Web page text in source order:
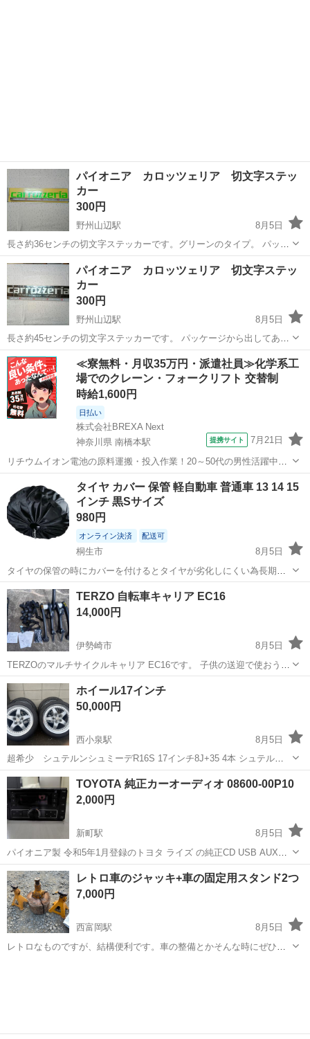
パイオニア カロッツェリア 切文字ステッ
カー
300円
野州山辺駅
8月5日
長さ約36センチの切文字ステッカーです。グリーンのタイプ。 パッケ
ージから出してありませんので未使用品です。
群馬 太田市 野州山辺駅 ステッカー
パイオニア カロッツェリア 切文字ステッ
カー
300円
野州山辺駅
8月5日
長さ約45センチの切文字ステッカーです。 パッケージから出してあり
ませんので未使用品です。
群馬 太田市 野州山辺駅 その他 ステッカー
≪寮無料・月収35万円・派遣社員≫化学系工
場でのクレーン・フォークリフト 交替制
時給1,600円
日払い
株式会社BREXA Next
神奈川県 南橋本駅
提携サイト 7月21日
リチウムイオン電池の原料運搬・投入作業！20～50代の男性活躍中★
ワンルーム寮完備！赴任旅費会社負担！年間休日130日★フォークリフ
ト免許お持ちの方、活躍中！就業先食堂利用可★《神奈川県相模原
市》 人気の工場のお仕事 ◇電...
相模原市 南橋本駅 その他
タイヤ カバー 保管 軽自動車 普通車 13 14 15
インチ 黒Sサイズ
980円
オンライン決済 配送可
桐生市
8月5日
タイヤの保管の時にカバーを付けるとタイヤが劣化しにくい為長期保
管に最適なアイテムです。また幅広い車種に対応可能で１３〜１５イ
ンチまでカバーし保管出来ちゃいます。なるべく送料無料でお届けし
ます。返金や返品キャンセルなども出来ま...
群馬 桐生市 タイヤ、ホイール タイヤ
TERZO 自転車キャリア EC16
14,000円
伊勢崎市
8月5日
TERZOのマルチサイクルキャリア EC16です。 子供の送迎で使おうと
買いましたが、2回ほど使用し、その後は物置にしまっていました。
別売りのバイクビームも付けます。 SUVのリアにつけていました。使
う時だけつけるようにし...
群馬 伊勢崎市 キャリア、ラック
ホイール17インチ
50,000円
西小泉駅
8月5日
超希少 シュテルンシュミーデR16S 17インチ8J+35 4本 シュテルン
シュミーデ R16S 17インチ 8J+35 17インチのシルバー5スポークホ
イールセット タイヤは溝が無いのでおまけになります。 215 45...
群馬 邑楽郡 西小泉駅 タイヤ、ホイール 17インチ
TOYOTA 純正カーオーディオ 08600-00P10
2,000円
新町駅
8月5日
パイオニア製 令和5年1月登録のトヨタ ライズ の純正CD USB AUX
FM AM ラジオ デッキ カバー付き 令和8年6月10日にトヨタ認定中古車
で購入したトヨタ ライズに附属していたもの 玉村町まで、できるだけ
早...
群馬 佐波郡 新町駅 カーオーディオ
レトロ車のジャッキ+車の固定用スタンド2つ
7,000円
西富岡駅
8月5日
レトロなものですが、結構便利です。車の整備とかそんな時にぜひ使